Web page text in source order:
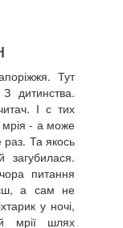
Тут
дитинства.
І с тих
мрія - а може
Та якось
питання
а сам не
у ночі,
мрії шлях